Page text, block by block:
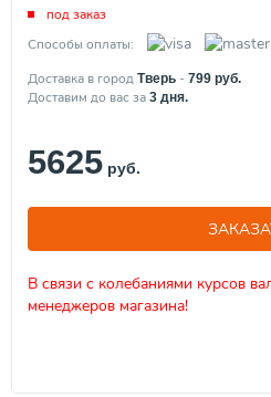
под заказ
Способы оплаты:
Доставка в город Тверь - 799 руб.
Доставим до вас за 3 дня.
5625 руб.
В связи с колебаниями курсов
менеджеров магазина!